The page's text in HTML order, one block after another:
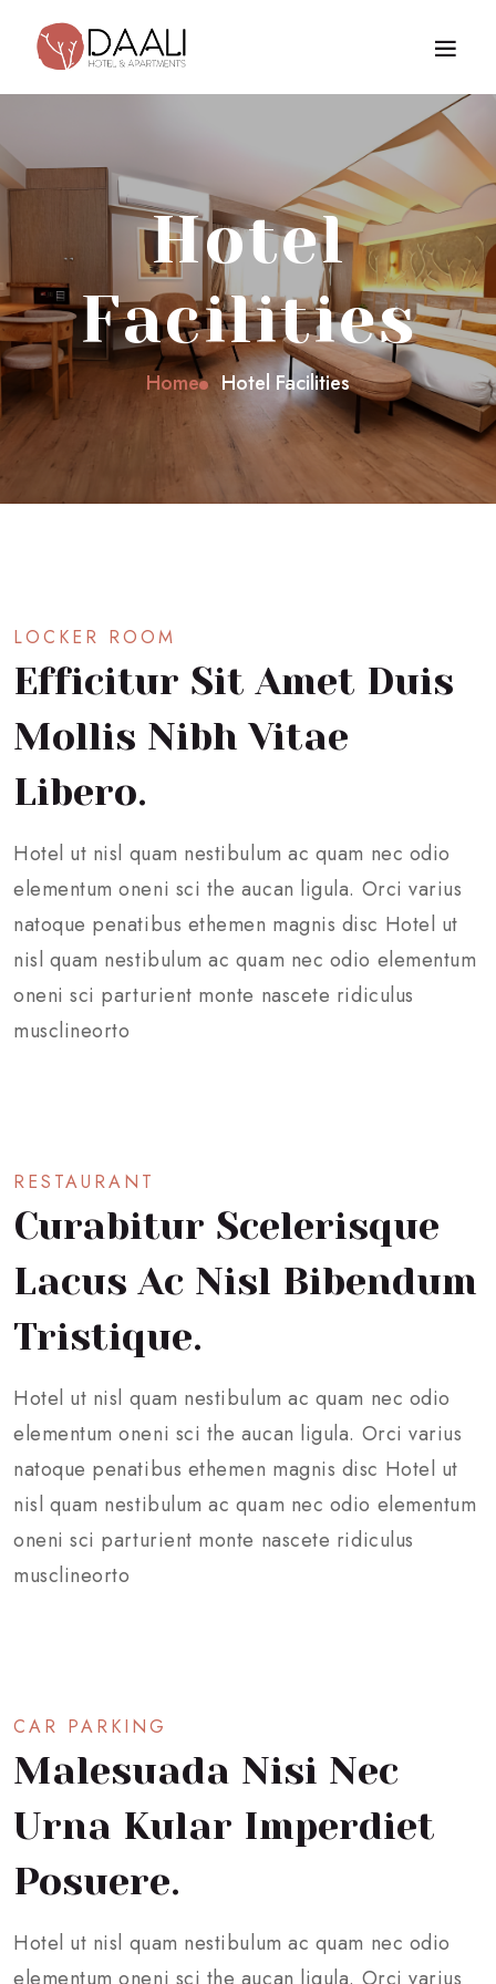
Hotel
Facilities
Home Hotel Facilities
LOCKER ROOM
Efficitur Sit Amet Duis
Mollis Nibh Vitae
Libero.
Hotel ut nisl quam nestibulum ac quam nec odio
elementum oneni sci the aucan ligula. Orci varius
natoque penatibus ethemen magnis disc Hotel ut
nisl quam nestibulum ac quam nec odio elementum
oneni sci parturient monte nascete ridiculus
musclineorto
RESTAURANT
Curabitur Scelerisque
Lacus Ac Nisl Bibendum
Tristique.
Hotel ut nisl quam nestibulum ac quam nec odio
elementum oneni sci the aucan ligula. Orci varius
natoque penatibus ethemen magnis disc Hotel ut
nisl quam nestibulum ac quam nec odio elementum
oneni sci parturient monte nascete ridiculus
musclineorto
CAR PARKING
Malesuada Nisi Nec
Urna Kular Imperdiet
Posuere.
Hotel ut nisl quam nestibulum ac quam nec odio